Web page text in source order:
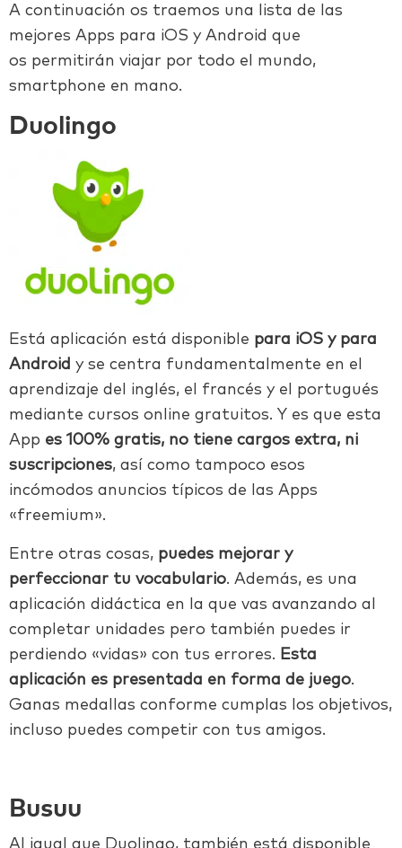
A continuación os traemos una lista de las
mejores Apps para iOS y Android que
os permitirán viajar por todo el mundo,
smartphone en mano.
Duolingo
Está aplicación está disponible para iOS y para
Android y se centra fundamentalmente en el
aprendizaje del inglés, el francés y el portugués
mediante cursos online gratuitos. Y es que esta
App es 100% gratis, no tiene cargos extra, ni
suscripciones, así como tampoco esos
incómodos anuncios típicos de las Apps
«freemium».
Entre otras cosas, puedes mejorar y
perfeccionar tu vocabulario. Además, es una
aplicación didáctica en la que vas avanzando al
completar unidades pero también puedes ir
perdiendo «vidas» con tus errores. Esta
aplicación es presentada en forma de juego.
Ganas medallas conforme cumplas los objetivos,
incluso puedes competir con tus amigos.
Busuu
Al igual que Duolingo, también está disponible